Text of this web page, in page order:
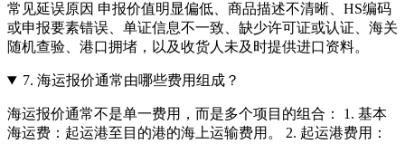
常见延误原因 申报价值明显偏低、商品描述不清晰、HS编码
或申报要素错误、单证信息不一致、缺少许可证或认证、海关
随机查验、港口拥堵，以及收货人未及时提供进口资料。
7. 海运报价通常由哪些费用组成？
海运报价通常不是单一费用，而是多个项目的组合： 1. 基本
海运费：起运港至目的港的海上运输费用。 2. 起运港费用：